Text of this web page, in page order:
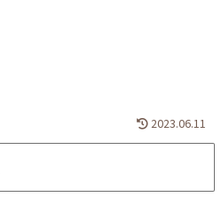
2023.06.11